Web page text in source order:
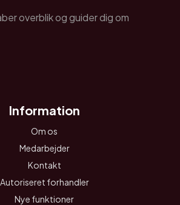
Information
Om os
Medarbejder
Kontakt
Autoriseret forhandler
Nye funktioner